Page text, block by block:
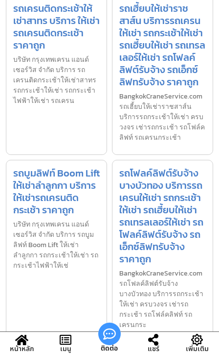
รถเครนติดกระเช้าให้
เช่าสาทร บริการ ให้เช่า
รถเครนติดกระเช้า
ราคาถูก
บริษัท กรุงเทพเครน แอนด์
เซอร์วิส จำกัด บริการ รถ
เครนติดกระเช้าให้เช่าสาทร
รถกระเช้าให้เช่า รถกระเช้า
ไฟฟ้าให้เช่า รถเครน
รถเฮี้ยบให้เช่าราช
สาส์น บริการรถเครน
ให้เช่า รถกระเช้าให้เช่า
รถเฮี้ยบให้เช่า รถเทรล
เลอร์ให้เช่า รถโฟลค์
ลิฟต์รับจ้าง รถเอ็กซ์
ลิฟทรับจ้าง ราคาถูก
BangkokCraneService.com
รถเฮี้ยบให้เช่าราชสาส์น
บริการรถกระเช้าให้เช่า ครบ
วงจร เช่ารถกระเช้า รถโฟล์ค
ลิฟท์ รถเครนกระเช้า
รถบูมลิฟท์ Boom Lift
ให้เช่าลำลูกกา บริการ
ให้เช่ารถเครนติด
กระเช้า ราคาถูก
บริษัท กรุงเทพเครน แอนด์
เซอร์วิส จำกัด บริการ รถบูม
ลิฟท์ Boom Lift ให้เช่า
ลำลูกกา รถกระเช้าให้เช่า รถ
กระเช้าไฟฟ้าให้เช่
รถโฟลค์ลิฟต์รับจ้าง
บางบัวทอง บริการรถ
เครนให้เช่า รถกระเช้า
ให้เช่า รถเฮี้ยบให้เช่า
รถเทรลเลอร์ให้เช่า รถ
โฟลค์ลิฟต์รับจ้าง รถ
เอ็กซ์ลิฟทรับจ้าง
ราคาถูก
BangkokCraneService.com
รถโฟลค์ลิฟต์รับจ้าง
บางบัวทอง บริการรถกระเช้า
ให้เช่า ครบวงจร เช่ารถ
กระเช้า รถโฟล์คลิฟท์ รถ
เครนกระ
หน้าหลัก เมนู ติดต่อ แชร์ เพิ่มเติม